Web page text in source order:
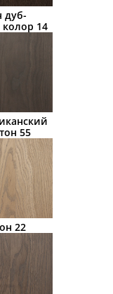
дуб-
14
55
22